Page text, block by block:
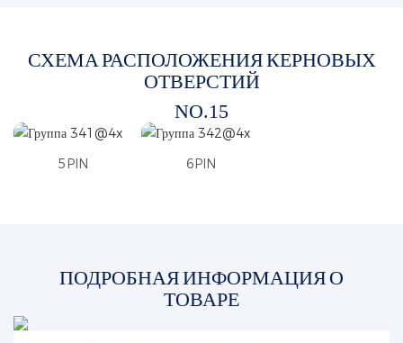
СХЕМА РАСПОЛОЖЕНИЯ КЕРНОВЫХ
ОТВЕРСТИЙ
NO.15
5PIN 6PIN
ПОДРОБНАЯ ИНФОРМАЦИЯ О
ТОВАРЕ